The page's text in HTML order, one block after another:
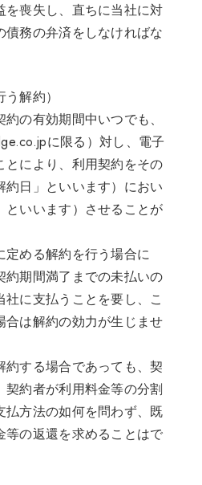
を喪失し、直ちに当社に対
債務の弁済をしなければな
解約）
の有効期間中いつでも、
に限る）対し、電子
とにより、利用契約をその
日」といいます）におい
といいます）させることが
定める解約を行う場合に
約期間満了までの未払いの
に支払うことを要し、こ
合は解約の効力が生じませ
約する場合であっても、契
約者が利用料金等の分割
払方法の如何を問わず、既
等の返還を求めることはで